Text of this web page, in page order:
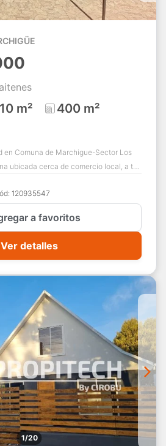
m²
400 m²
en Comuna de Marchigue-Sector Los
ubicada cerca de comercio local, a tan
120935547
a favoritos
Ver detalles
1/20